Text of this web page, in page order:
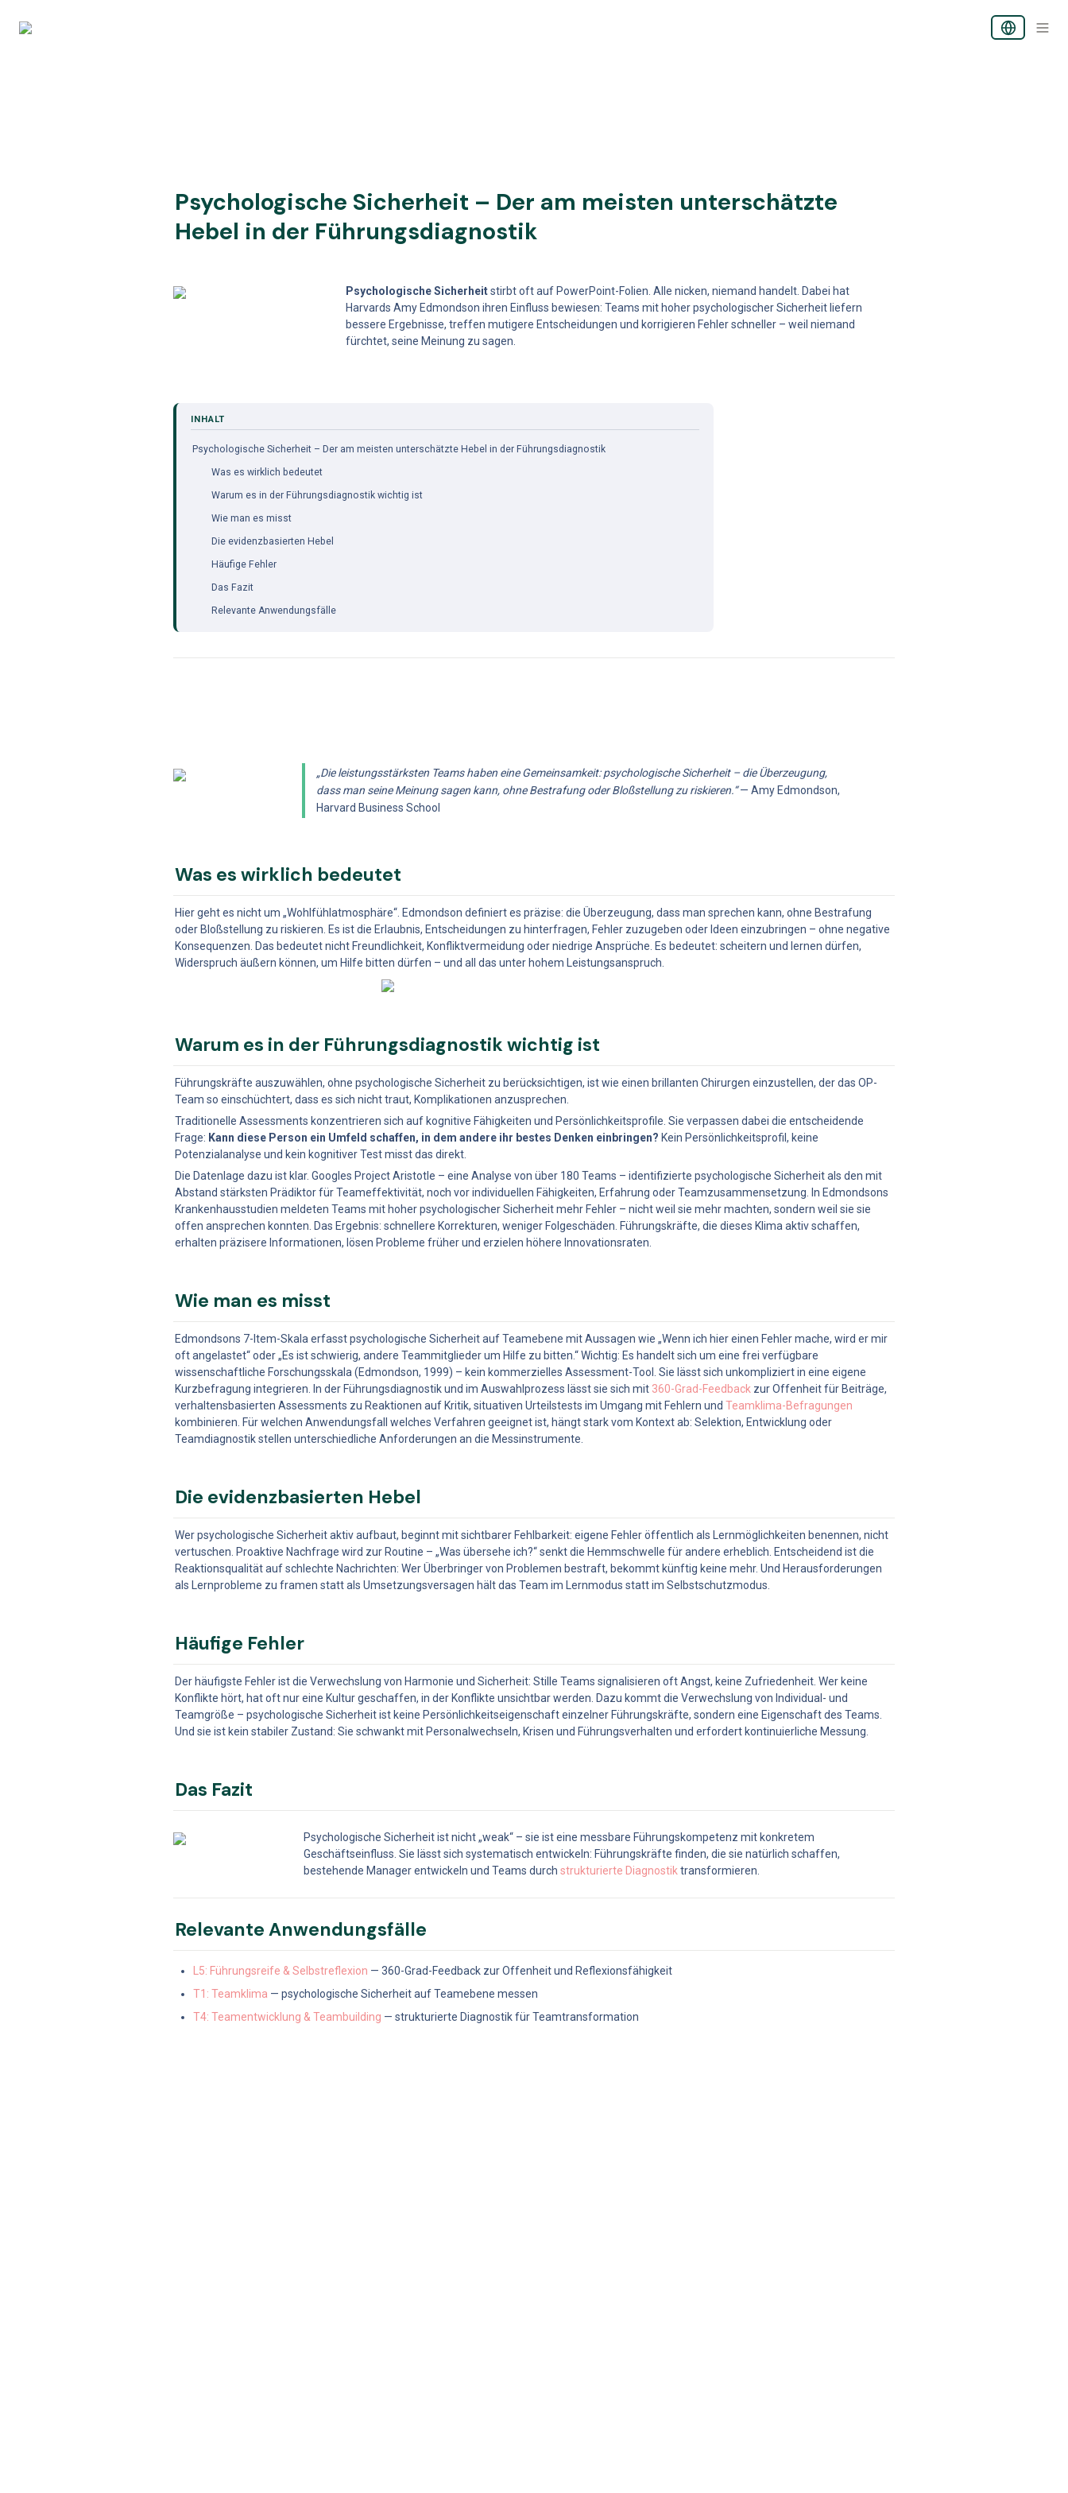
Psychologische Sicherheit – Der am meisten unterschätzte
Hebel in der Führungsdiagnostik
Psychologische Sicherheit stirbt oft auf PowerPoint-Folien. Alle nicken, niemand handelt. Dabei hat
Harvards Amy Edmondson ihren Einfluss bewiesen: Teams mit hoher psychologischer Sicherheit liefern
bessere Ergebnisse, treffen mutigere Entscheidungen und korrigieren Fehler schneller – weil niemand
fürchtet, seine Meinung zu sagen.
Psychologische Sicherheit – Der am meisten unterschätzte Hebel in der Führungsdiagnostik
Was es wirklich bedeutet
Warum es in der Führungsdiagnostik wichtig ist
Wie man es misst
Die evidenzbasierten Hebel
Häufige Fehler
Das Fazit
Relevante Anwendungsfälle
„Die leistungsstärksten Teams haben eine Gemeinsamkeit: psychologische Sicherheit – die Überzeugung,
dass man seine Meinung sagen kann, ohne Bestrafung oder Bloßstellung zu riskieren.“ — Amy Edmondson,
Harvard Business School
Was es wirklich bedeutet
Hier geht es nicht um „Wohlfühlatmosphäre“. Edmondson definiert es präzise: die Überzeugung, dass man sprechen kann, ohne Bestrafung
oder Bloßstellung zu riskieren. Es ist die Erlaubnis, Entscheidungen zu hinterfragen, Fehler zuzugeben oder Ideen einzubringen – ohne negative
Konsequenzen. Das bedeutet nicht Freundlichkeit, Konfliktvermeidung oder niedrige Ansprüche. Es bedeutet: scheitern und lernen dürfen,
Widerspruch äußern können, um Hilfe bitten dürfen – und all das unter hohem Leistungsanspruch.
Warum es in der Führungsdiagnostik wichtig ist
Führungskräfte auszuwählen, ohne psychologische Sicherheit zu berücksichtigen, ist wie einen brillanten Chirurgen einzustellen, der das OP-
Team so einschüchtert, dass es sich nicht traut, Komplikationen anzusprechen.
Traditionelle Assessments konzentrieren sich auf kognitive Fähigkeiten und Persönlichkeitsprofile. Sie verpassen dabei die entscheidende
Frage: Kann diese Person ein Umfeld schaffen, in dem andere ihr bestes Denken einbringen? Kein Persönlichkeitsprofil, keine
Potenzialanalyse und kein kognitiver Test misst das direkt.
Die Datenlage dazu ist klar. Googles Project Aristotle – eine Analyse von über 180 Teams – identifizierte psychologische Sicherheit als den mit
Abstand stärksten Prädiktor für Teameffektivität, noch vor individuellen Fähigkeiten, Erfahrung oder Teamzusammensetzung. In Edmondsons
Krankenhausstudien meldeten Teams mit hoher psychologischer Sicherheit mehr Fehler – nicht weil sie mehr machten, sondern weil sie sie
offen ansprechen konnten. Das Ergebnis: schnellere Korrekturen, weniger Folgeschäden. Führungskräfte, die dieses Klima aktiv schaffen,
erhalten präzisere Informationen, lösen Probleme früher und erzielen höhere Innovationsraten.
Wie man es misst
Edmondsons 7-Item-Skala erfasst psychologische Sicherheit auf Teamebene mit Aussagen wie „Wenn ich hier einen Fehler mache, wird er mir
oft angelastet“ oder „Es ist schwierig, andere Teammitglieder um Hilfe zu bitten.“ Wichtig: Es handelt sich um eine frei verfügbare
wissenschaftliche Forschungsskala (Edmondson, 1999) – kein kommerzielles Assessment-Tool. Sie lässt sich unkompliziert in eine eigene
Kurzbefragung integrieren. In der Führungsdiagnostik und im Auswahlprozess lässt sie sich mit 360-Grad-Feedback zur Offenheit für Beiträge,
verhaltensbasierten Assessments zu Reaktionen auf Kritik, situativen Urteilstests im Umgang mit Fehlern und Teamklima-Befragungen
kombinieren. Für welchen Anwendungsfall welches Verfahren geeignet ist, hängt stark vom Kontext ab: Selektion, Entwicklung oder
Teamdiagnostik stellen unterschiedliche Anforderungen an die Messinstrumente.
Die evidenzbasierten Hebel
Wer psychologische Sicherheit aktiv aufbaut, beginnt mit sichtbarer Fehlbarkeit: eigene Fehler öffentlich als Lernmöglichkeiten benennen, nicht
vertuschen. Proaktive Nachfrage wird zur Routine – „Was übersehe ich?“ senkt die Hemmschwelle für andere erheblich. Entscheidend ist die
Reaktionsqualität auf schlechte Nachrichten: Wer Überbringer von Problemen bestraft, bekommt künftig keine mehr. Und Herausforderungen
als Lernprobleme zu framen statt als Umsetzungsversagen hält das Team im Lernmodus statt im Selbstschutzmodus.
Häufige Fehler
Der häufigste Fehler ist die Verwechslung von Harmonie und Sicherheit: Stille Teams signalisieren oft Angst, keine Zufriedenheit. Wer keine
Konflikte hört, hat oft nur eine Kultur geschaffen, in der Konflikte unsichtbar werden. Dazu kommt die Verwechslung von Individual- und
Teamgröße – psychologische Sicherheit ist keine Persönlichkeitseigenschaft einzelner Führungskräfte, sondern eine Eigenschaft des Teams.
Und sie ist kein stabiler Zustand: Sie schwankt mit Personalwechseln, Krisen und Führungsverhalten und erfordert kontinuierliche Messung.
Das Fazit
Psychologische Sicherheit ist nicht „weak“ – sie ist eine messbare Führungskompetenz mit konkretem
Geschäftseinfluss. Sie lässt sich systematisch entwickeln: Führungskräfte finden, die sie natürlich schaffen,
bestehende Manager entwickeln und Teams durch strukturierte Diagnostik transformieren.
Relevante Anwendungsfälle
L5: Führungsreife & Selbstreflexion — 360-Grad-Feedback zur Offenheit und Reflexionsfähigkeit
T1: Teamklima — psychologische Sicherheit auf Teamebene messen
T4: Teamentwicklung & Teambuilding — strukturierte Diagnostik für Teamtransformation